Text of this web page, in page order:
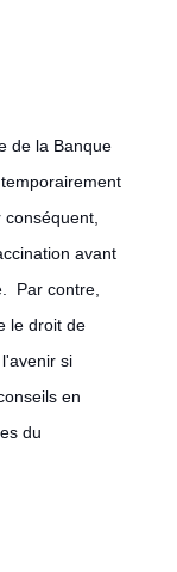
de la Banque
avant
Par contre,
le droit de
si
en
du